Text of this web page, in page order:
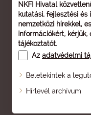
NKFI Hivatal
kutatási, fejlesztési és
nemzetközi hírekkel,
információkért, kérjük,
tájékoztatót.
Az adatvédelmi
Beletekintek a
Hírlevél archívum
Oldaltérkép